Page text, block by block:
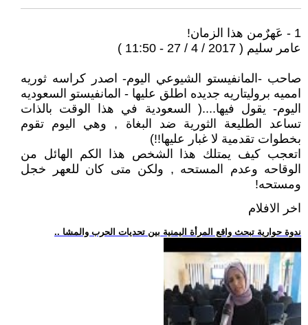
1 - عَهرٌمن هذا الزمان!
عامر سليم ( 2017 / 4 / 27 - 11:50 )
صاحب -المانفيستو الشيوعي اليوم- اصدر كراسه ثوريه
امميه بروليتاريه جديده اطلق عليها - المانفيستو السعوديه
اليوم- يقول فيها....( السعودية في هذا الوقت بالذات
تساعد الطليعة الثورية ضد البغاة , وهي اليوم تقوم
بخطوات تقدمية لا غبار عليها!!)
اتعجب كيف يمتلك هذا الشخص هذا الكم الهائل من
الوقاحه وعدم المستحه , ولكن متى كان للعهر خجل
ومستحه!
اخر الافلام
.. ندوة حوارية تبحث واقع المرأة اليمنية بين تحديات الحرب والمشا